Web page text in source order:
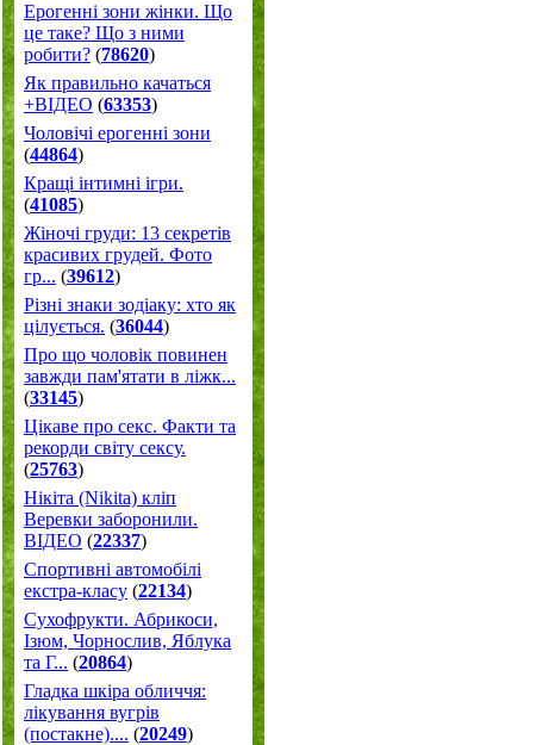
Ерогенні зони жінки. Що
це таке? Що з ними
робити? (78620)
Як правильно качаться
+ВІДЕО (63353)
Чоловічі ерогенні зони
(44864)
Кращі інтимні ігри.
(41085)
Жіночі груди: 13 секретів
красивих грудей. Фото
гр... (39612)
Різні знаки зодіаку: хто як
цілується. (36044)
Про що чоловік повинен
завжди пам'ятати в ліжк...
(33145)
Цікаве про секс. Факти та
рекорди світу сексу.
(25763)
Нікіта (Nikita) кліп
Веревки заборонили.
ВІДЕО (22337)
Спортивні автомобілі
екстра-класу (22134)
Cухофрукти. Абрикоси,
Ізюм, Чорнослив, Яблука
та Г... (20864)
Гладка шкіра обличчя:
лікування вугрів
(постакне).... (20249)